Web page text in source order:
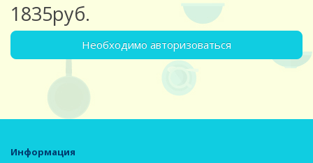
1835руб.
Необходимо авторизоваться
Информация